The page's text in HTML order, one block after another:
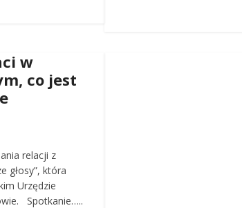
w
co jest
relacji z
głosy”, która
Urzędzie
Spotkanie…..